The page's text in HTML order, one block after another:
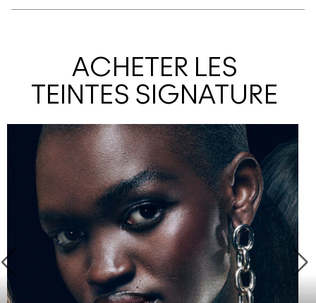
ACHETER LES
TEINTES SIGNATURE